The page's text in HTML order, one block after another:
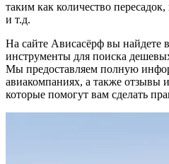
таким как количество
и т.д.
На сайте Ависасёрф вы найдете
инструменты для поиска
Мы предоставляем полную
авиакомпаниях, а также отзывы
которые помогут вам сделать